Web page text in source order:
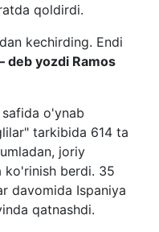
qoldirdi.
kechirding. Endi
deb yozdi Ramos
o'ynab
tarkibida 614 ta
joriy
berdi. 35
davomida Ispaniya
qatnashdi.